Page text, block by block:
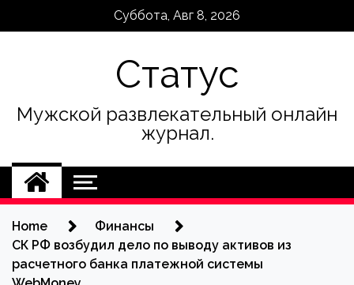
Суббота, Авг 8, 2026
Статус
Мужской развлекательный онлайн
журнал.
Home
Финансы
СК РФ возбудил дело по выводу активов из
расчетного банка платежной системы